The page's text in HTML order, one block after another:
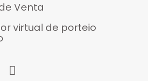
Venta
virtual de porteio